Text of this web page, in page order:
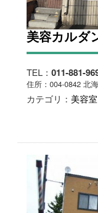
美容カルダ
TEL： 011-881-
住所：004-0842 北
カテゴリ： 美容